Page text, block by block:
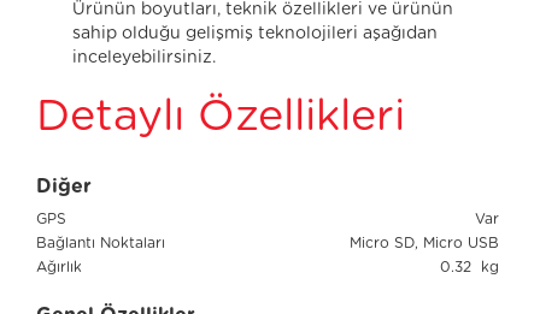
Ürünün boyutları, teknik özellikleri ve ürünün
sahip olduğu gelişmiş teknolojileri aşağıdan
inceleyebilirsiniz.
Detaylı Özellikleri
Diğer
GPS
Var
Bağlantı Noktaları
Micro SD, Micro USB
Ağırlık
0.32 kg